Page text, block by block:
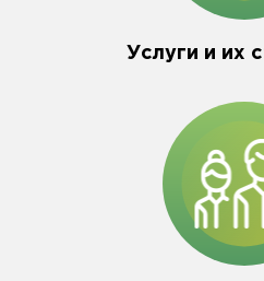
Услуги и их